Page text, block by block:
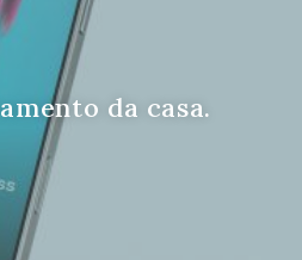
da casa.